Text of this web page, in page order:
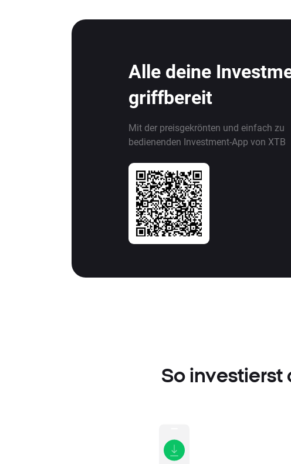
Alle deine
griffbereit
Mit der preisgekrönten und einfach zu
bedienenden Investment-App von XTB
So investierst